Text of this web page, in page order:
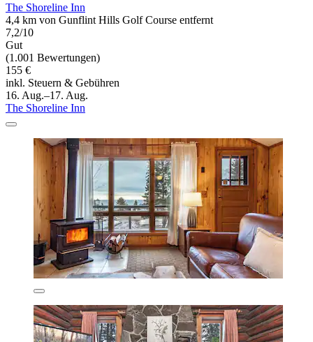
The Shoreline Inn
4,4 km von Gunflint Hills Golf Course entfernt
7,2/10
Gut
(1.001 Bewertungen)
155 €
inkl. Steuern & Gebühren
16. Aug.–17. Aug.
The Shoreline Inn